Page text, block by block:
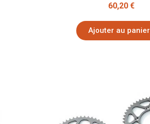
60,20 €
Ajouter au panier